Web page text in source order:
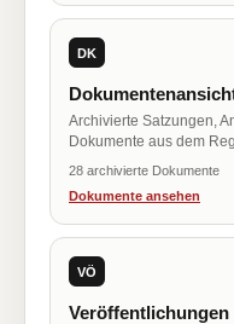
DK
Archivierte Satzungen,
Dokumente aus dem
28 archivierte Dokumente
Dokumente ansehen
VÖ
Veröffentlichungen